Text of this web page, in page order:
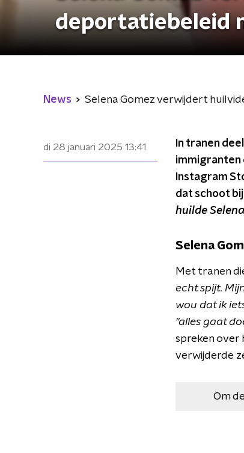
deportatiebeleid
News Selena Gomez verwijdert
di 28 januari 2025 13:41
In tranen
immigranten
Instagram
dat schoot
huilde
Selena
Met tranen
echt spijt.
wou dat ik
"alles gaat
spreken over
verwijderde
Om